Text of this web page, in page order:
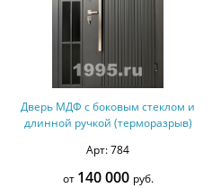
Дверь МДФ с боковым стеклом и
длинной ручкой (терморазрыв)
Арт: 784
от 140 000 руб.